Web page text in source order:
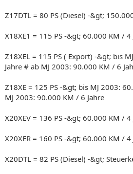
Z17DTL = 80 PS (Diesel) -&gt;
X18XE1 = 115 PS -&gt; 60.000 KM / 4
Z18XEL = 115 PS ( Export) -&gt; bis
Jahre # ab MJ 2003: 90.000 KM / 6
Z18XE = 125 PS -&gt; bis MJ 2003:
MJ 2003: 90.000 KM / 6 Jahre
X20XEV = 136 PS -&gt; 60.000 KM / 4
X20XER = 160 PS -&gt; 60.000 KM / 4
X20DTL = 82 PS (Diesel) -&gt;